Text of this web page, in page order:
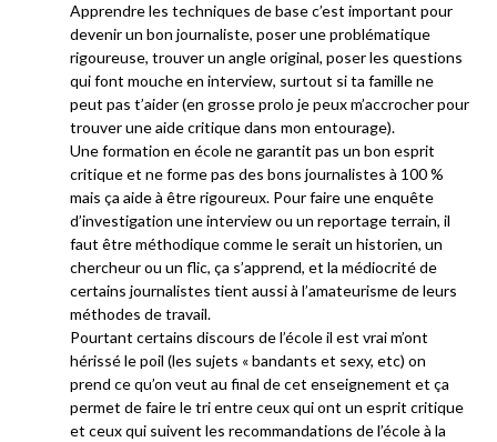
Apprendre les techniques de base c’est important pour
devenir un bon journaliste, poser une problématique
rigoureuse, trouver un angle original, poser les questions
qui font mouche en interview, surtout si ta famille ne
peut pas t’aider (en grosse prolo je peux m’accrocher pour
trouver une aide critique dans mon entourage).
Une formation en école ne garantit pas un bon esprit
critique et ne forme pas des bons journalistes à 100 %
mais ça aide à être rigoureux. Pour faire une enquête
d’investigation une interview ou un reportage terrain, il
faut être méthodique comme le serait un historien, un
chercheur ou un flic, ça s’apprend, et la médiocrité de
certains journalistes tient aussi à l’amateurisme de leurs
méthodes de travail.
Pourtant certains discours de l’école il est vrai m’ont
hérissé le poil (les sujets « bandants et sexy, etc) on
prend ce qu’on veut au final de cet enseignement et ça
permet de faire le tri entre ceux qui ont un esprit critique
et ceux qui suivent les recommandations de l’école à la